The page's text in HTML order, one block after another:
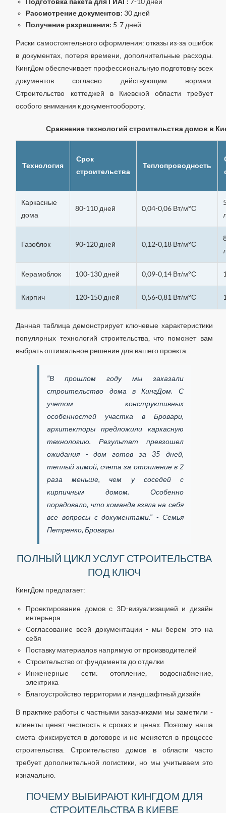
Подготовка пакета для ГИАГ: 7-10 дней
Рассмотрение документов: 30 дней
Получение разрешения: 5-7 дней
Риски самостоятельного оформления: отказы из-за ошибок
в документах, потеря времени, дополнительные расходы.
КингДом обеспечивает профессиональную подготовку всех
документов согласно действующим нормам.
Строительство коттеджей в Киевской области требует
особого внимания к документообороту.
Сравнение технологий строительства домов в
Технология
Срок
строительства
Теплопроводность
Каркасные
дома
80-110 дней 0,04-0,06 Вт/м°С
Газоблок 90-120 дней 0,12-0,18 Вт/м°С
Керамоблок 100-130 дней 0,09-0,14 Вт/м°С
Кирпич 120-150 дней 0,56-0,81 Вт/м°С
Данная таблица демонстрирует ключевые характеристики
популярных технологий строительства, что поможет вам
выбрать оптимальное решение для вашего проекта.
"В прошлом году мы заказали
строительство дома в КингДом. С
учетом конструктивных
особенностей участка в Бровари,
архитекторы предложили каркасную
технологию. Результат превзошел
ожидания - дом готов за 35 дней,
теплый зимой, счета за отопление в 2
раза меньше, чем у соседей с
кирпичным домом. Особенно
порадовало, что команда взяла на себя
все вопросы с документами." - Семья
Петренко, Бровары
ПОЛНЫЙ ЦИКЛ УСЛУГ СТРОИТЕЛЬСТВА
ПОД КЛЮЧ
КингДом предлагает:
Проектирование домов с 3D-визуализацией и дизайн
интерьера
Согласование всей документации - мы берем это на
себя
Поставку материалов напрямую от производителей
Строительство от фундамента до отделки
Инженерные сети: отопление, водоснабжение,
электрика
Благоустройство территории и ландшафтный дизайн
В практике работы с частными заказчиками мы заметили -
клиенты ценят честность в сроках и ценах. Поэтому наша
смета фиксируется в договоре и не меняется в процессе
строительства. Строительство домов в области часто
требует дополнительной логистики, но мы учитываем это
изначально.
ПОЧЕМУ ВЫБИРАЮТ КИНГДОМ ДЛЯ
СТРОИТЕЛЬСТВА В КИЕВЕ